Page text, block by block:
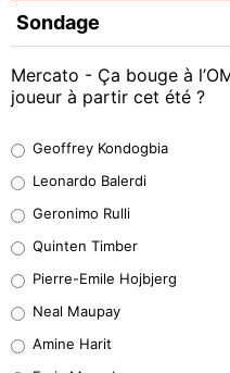
Sondage
Mercato - Ça bouge à
joueur à partir cet été ?
38%
32%
5%
1%
Geoffrey Kondogbia
Leonardo Balerdi
Geronimo Rulli
Quinten Timber
Pierre-Emile Hojbjerg
Neal Maupay
Amine Harit